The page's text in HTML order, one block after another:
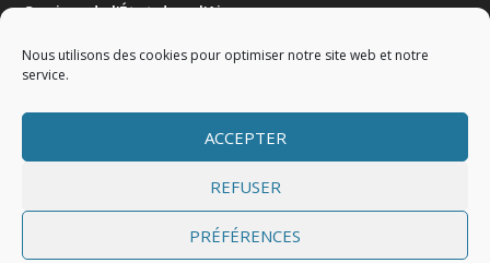
Nous utilisons des cookies pour optimiser notre site web et notre
service.
ACCEPTER
REFUSER
PRÉFÉRENCES
Services de l'État dans l'Ain
Communauté de Communes Val de Saône Centre
SMIDOM